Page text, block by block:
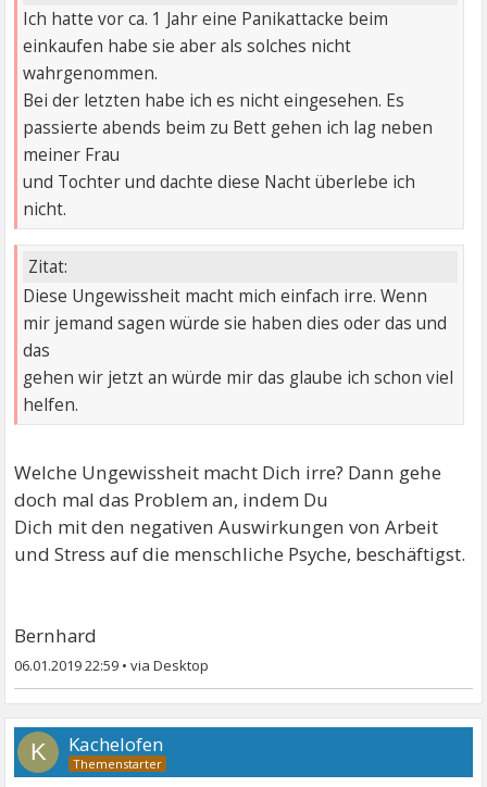
Ich hatte vor ca. 1 Jahr eine Panikattacke beim
einkaufen habe sie aber als solches nicht
wahrgenommen.
Bei der letzten habe ich es nicht eingesehen. Es
passierte abends beim zu Bett gehen ich lag neben
meiner Frau
und Tochter und dachte diese Nacht überlebe ich
nicht.
Zitat:
Diese Ungewissheit macht mich einfach irre. Wenn
mir jemand sagen würde sie haben dies oder das und
das
gehen wir jetzt an würde mir das glaube ich schon viel
helfen.
Welche Ungewissheit macht Dich irre? Dann gehe
doch mal das Problem an, indem Du
Dich mit den negativen Auswirkungen von Arbeit
und Stress auf die menschliche Psyche, beschäftigst.
Bernhard
06.01.2019 22:59 •
K Kachelofen